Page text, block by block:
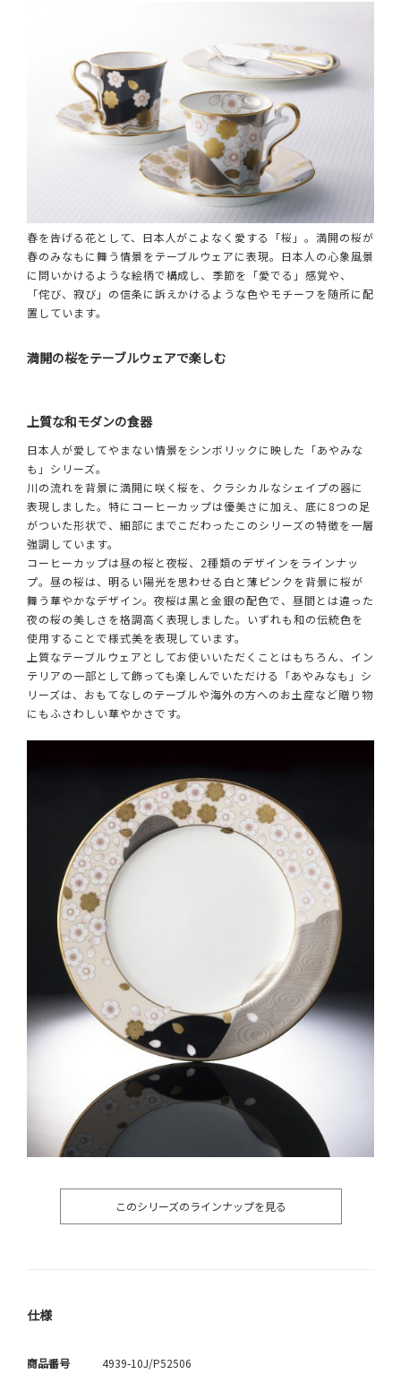
春を告げる花として、日本人がこよなく愛する「桜」。満開の桜が
春のみなもに舞う情景をテーブルウェアに表現。日本人の心象風景
に問いかけるような絵柄で構成し、季節を「愛でる」感覚や、
「侘び、寂び」の信条に訴えかけるような色やモチーフを随所に配
置しています。
満開の桜をテーブルウェアで楽しむ
上質な和モダンの食器
日本人が愛してやまない情景をシンボリックに映した「あやみな
も」シリーズ。
川の流れを背景に満開に咲く桜を、クラシカルなシェイプの器に
表現しました。特にコーヒーカップは優美さに加え、底に8つの足
がついた形状で、細部にまでこだわったこのシリーズの特徴を一層
強調しています。
コーヒーカップは昼の桜と夜桜、2種類のデザインをラインナッ
プ。昼の桜は、明るい陽光を思わせる白と薄ピンクを背景に桜が
舞う華やかなデザイン。夜桜は黒と金銀の配色で、昼間とは違った
夜の桜の美しさを格調高く表現しました。いずれも和の伝統色を
使用することで様式美を表現しています。
上質なテーブルウェアとしてお使いいただくことはもちろん、イン
テリアの一部として飾っても楽しんでいただける「あやみなも」シ
リーズは、おもてなしのテーブルや海外の方へのお土産など贈り物
にもふさわしい華やかさです。
このシリーズのラインナップを見る
仕様
商品番号 4939-10J/P52506